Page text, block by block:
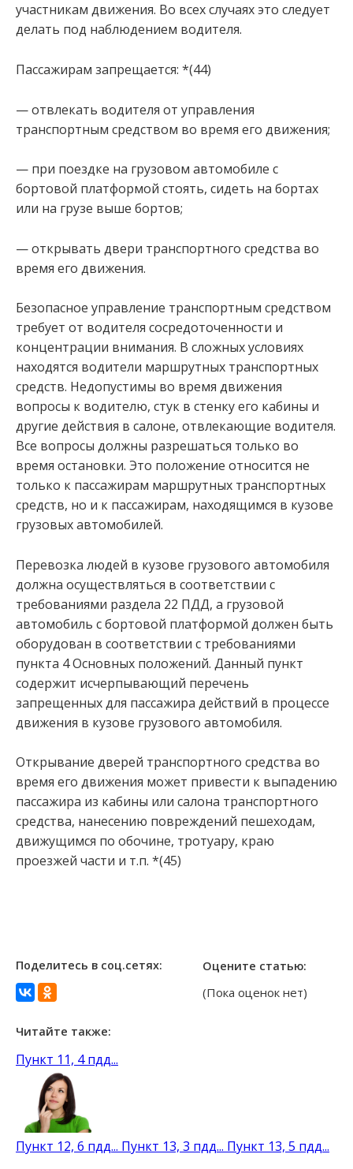
участникам движения. Во всех случаях это следует
делать под наблюдением водителя.
Пассажирам запрещается: *(44)
— отвлекать водителя от управления
транспортным средством во время его движения;
— при поездке на грузовом автомобиле с
бортовой платформой стоять, сидеть на бортах
или на грузе выше бортов;
— открывать двери транспортного средства во
время его движения.
Безопасное управление транспортным средством
требует от водителя сосредоточенности и
концентрации внимания. В сложных условиях
находятся водители маршрутных транспортных
средств. Недопустимы во время движения
вопросы к водителю, стук в стенку его кабины и
другие действия в салоне, отвлекающие водителя.
Все вопросы должны разрешаться только во
время остановки. Это положение относится не
только к пассажирам маршрутных транспортных
средств, но и к пассажирам, находящимся в кузове
грузовых автомобилей.
Перевозка людей в кузове грузового автомобиля
должна осуществляться в соответствии с
требованиями раздела 22 ПДД, а грузовой
автомобиль с бортовой платформой должен быть
оборудован в соответствии с требованиями
пункта 4 Основных положений. Данный пункт
содержит исчерпывающий перечень
запрещенных для пассажира действий в процессе
движения в кузове грузового автомобиля.
Открывание дверей транспортного средства во
время его движения может привести к выпадению
пассажира из кабины или салона транспортного
средства, нанесению повреждений пешеходам,
движущимся по обочине, тротуару, краю
проезжей части и т.п. *(45)
Поделитесь в соц.сетях: Оцените статью:
(Пока оценок нет)
Читайте также:
Пункт 11, 4 пдд...
Пункт 12, 6 пдд... Пункт 13, 3 пдд... Пункт 13, 5 пдд...